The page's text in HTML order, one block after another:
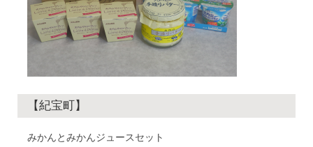
【紀宝町】
みかんとみかんジュースセット